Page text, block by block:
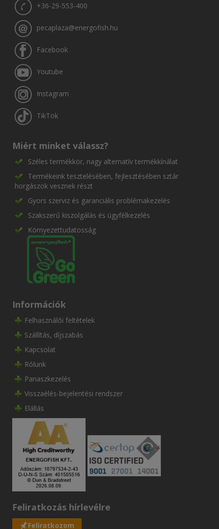
+36-29-553-400
pecaplaza@energofish.hu
Facebook
Youtube
Instagram
TikTok
Miért minket válassz?
Széles termékkör, nagy alternatív termékkínálat
Termékeink tesztelésében, fejlesztésében sztár
horgászok vesznek részt
Gyors szerviz és garanciális problémakezelés
Szakszerű kiszolgálás és ügyfélkezelés
Környezettudatosság
Információk
Felhasználói feltételek
Szállítás, díjszabás
Kapcsolat
Rólunk
Panaszkezelés
Visszaélés-bejelentési rendszer
Elállás
Feliratkozás hírlevélre
Feliratkozom